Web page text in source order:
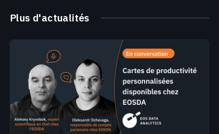
Plus d'actualités